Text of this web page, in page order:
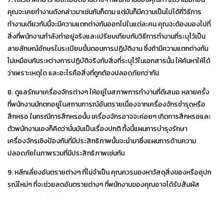
คุณจะเคยทำงานดังกล่าวมาเช่นกันก็ตาม แต่มันก็มีความเป็นไปได้ที่วิธีการ
ทำงานเดียวกันนี้จะมีความแตกต่างกันออกไปในแต่ละคน คุณจะต้องมองไปที่
สิ่งที่พนักงานกำลังทำอยู่จริงและเปรียบเทียบกับวิธีการทำงานที่ระบุไว้เป็น
ลายลักษณ์อักษรในระเบียบขั้นตอนการปฏิบัติงาน ซึ่งถ้ามีความแตกต่างกัน
ไม่เหมือนกันระหว่างการปฏิบัติจริงกับสิ่งที่ระบุไว้ในเอกสารนั้น ให้ค้นหาให้ได้
ว่าเพราะเหตุใด และอะไรคือสิ่งที่ถูกต้องปลอดภัยกว่ากัน
8. ดูแลรักษาเครื่องจักรต่างๆ ให้อยู่ในสภาพการทำงานที่ดีเสมอ หลายครั้ง
ที่พนักงานมักตกอยู่ในสถานการณ์อันตรายเนื่องจากเครื่องจักรชำรุดหรือ
สึกหรอ ในกรณีการสึกหรอนั้น เครื่องจักรอาจจะค่อยๆ เกิดการสึกหรอและ
ตัวพนักงานเองก็คิดว่านั่นมันเป็นเรื่องปกติ ทั้งนี้แผนการบำรุงรักษา
เครื่องจักรเชิงป้องกันที่มีประสิทธิภาพนั้นจะนำมาซึ่งแผนการด้านความ
ปลอดภัยในภาพรวมที่มีประสิทธิภาพเช่นกัน
9. หลีกเลี่ยงอันตรายต่างๆ ที่ไม่จำเป็น คุณควรมองหาวัสดุสิ่งของหรืออุปก
รณ์ใหม่ๆ ที่จะช่วยลดอันตรายต่างๆ ที่พนักงานของคุณอาจได้รับสัมผัส